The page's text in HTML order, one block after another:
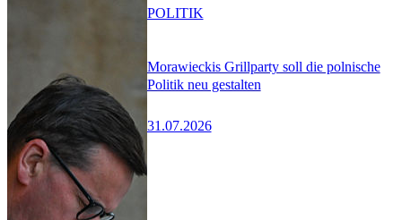
Morawieckis Grillparty soll die polnische
Politik neu gestalten
31.07.2026
POLITIK